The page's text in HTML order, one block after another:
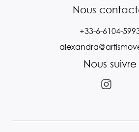
Nous
+33-6-6104-
Nous suivre